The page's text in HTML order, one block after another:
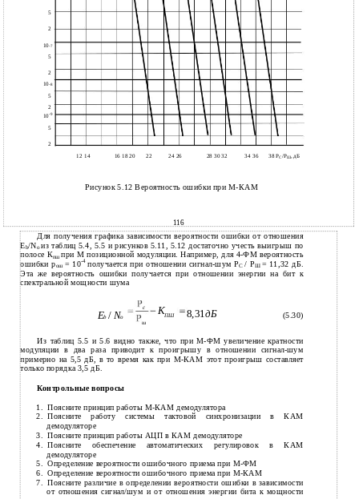
5
2
10-7
5
2
10-8
5
2
10-9
5
2
12 14
16 18 20 22 24 26 28 30 32 34 36 38 РС/РШ, дБ
Рисунок 5.12 Вероятность ошибки при М-КАМ
116
Для получения графика зависимости вероятности ошибки от отношения
Eb/Noиз таблиц 5.4, 5.5 и рисунков 5.11, 5.12 достаточно учесть выигрыш по
полосе Кпшпри М позиционной модуляции. Например, для 4-ФМ вероятность
ошибки pош = 10-4 получается при отношении сигнал-шум РС/ РШ = 11,32 дБ.
Эта же вероятность ошибки получается при отношении энергии на бит к
спектральной мощности шума
Eb / No
c КПШ 8,31дБ (5.30)
ш
Из таблиц 5.5 и 5.6 видно также, что при М-ФМ увеличение кратности
модуляции в два раза приводит к проигрышу в отношении сигнал-шум
примерно на 5,5 дБ, в то время как при М-КАМ этот проигрыш составляет
только порядка 3,5 дБ.
Контрольные вопросы
1. Поясните принцип работы М-КАМ демодулятора
2. Поясните работу системы тактовой синхронизации в КАМ
демодуляторе
3. Поясните принцип работы АЦП в КАМ демодуляторе
4. Поясните обеспечение автоматических регулировок в КАМ
демодуляторе
5. Определение вероятности ошибочного приема при М-ФМ
6. Определение вероятности ошибочного приема при М-КАМ
7. Поясните различие в определении вероятности ошибки в зависимости
от отношения сигнал/шум и от отношения энергии бита к мощности